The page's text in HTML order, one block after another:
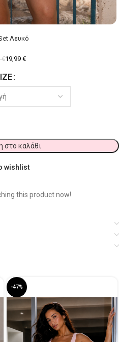
Λευκό
€19,99 €
στο καλάθι
wishlist
this product now!
-47%